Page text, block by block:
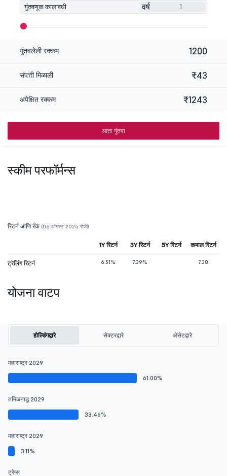
गुंतवणूक कालावधी वर्ष
गुंतवलेली रक्कम 1200
संपत्ती मिळाली ₹43
अपेक्षित रक्कम ₹1243
आता गुंतवा
स्कीम परफॉर्मन्स
रिटर्न आणि रँक (06 ऑगस्ट 2026 रोजी)
1Y रिटर्न 3Y रिटर्न 5Y रिटर्न कमाल रिटर्न
ट्रेलिंग रिटर्न 6.51% 7.39% 7.38
योजना वाटप
होल्डिंगद्वारे सेक्टरद्वारे ॲसेटद्वारे
महाराष्ट्र 2029
61.00%
तमिळनाडू 2029
33.46%
महाराष्ट्र 2029
3.11%
ट्रेप्स